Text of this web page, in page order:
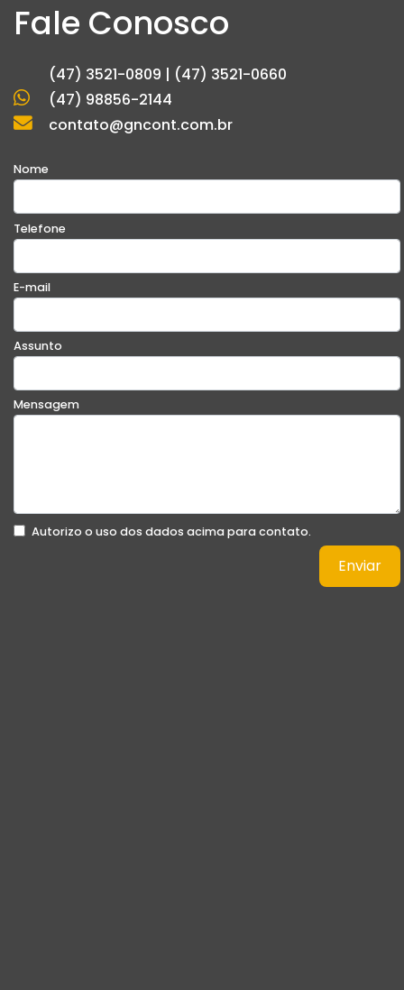
Fale Conosco
(47) 3521-0809 | (47) 3521-0660
(47) 98856-2144
contato@gncont.com.br
Nome
Telefone
E-mail
Assunto
Mensagem
Autorizo o uso dos dados acima para contato.
Enviar